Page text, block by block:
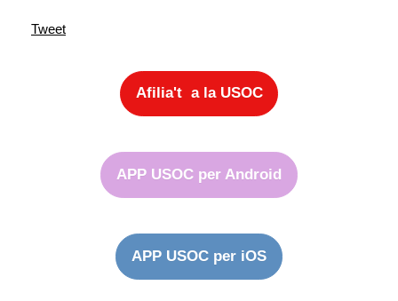
Tweet
Afilia't a la USOC
APP USOC per Android
APP USOC per iOS